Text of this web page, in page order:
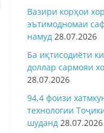
Вазири корҳои
эътимодномаи
намуд 28.07.2026
Ба иқтисодиёти
доллар сармояи
28.07.2026
94,4 фоизи
технологии
шуданд 28.07.2026